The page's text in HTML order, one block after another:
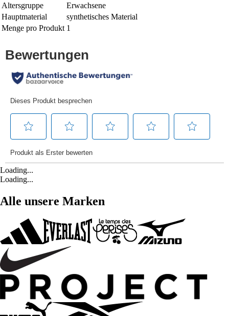
Altersgruppe
Erwachsene
Hauptmaterial
synthetisches Material
Menge pro Produkt 1
Loading...
Loading...
Alle unsere Marken